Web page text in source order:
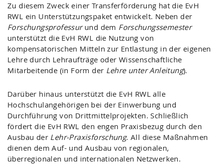
Zu diesem Zweck einer Transferförderung hat die EvH
RWL ein Unterstützungspaket entwickelt. Neben der
Forschungsprofessurund dem Forschungssemester
unterstützt die EvH RWL die Nutzung von
kompensatorischen Mitteln zur Entlastung in der eigenen
Lehre durch Lehraufträge oder Wissenschaftliche
Mitarbeitende (in Form der Lehre unter Anleitung).
Darüber hinaus unterstützt die EvH RWL alle
Hochschulangehörigen bei der Einwerbung und
Durchführung von Drittmittelprojekten. Schließlich
fördert die EvH RWL den engen Praxisbezug durch den
Ausbau der Lehr-Praxisforschung. All diese Maßnahmen
dienen dem Auf- und Ausbau von regionalen,
überregionalen und internationalen Netzwerken.